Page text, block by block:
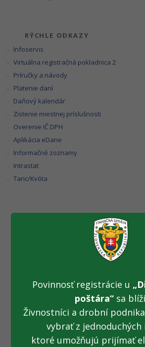
RÝCHLE ODKAZY
Infoservis
Virtuálna registračná pokladnica 2
Príručky a návody
Platenie daní
Daňový kalendár
Zistenie miestnej príslušnosti
Overenie IČ DPH
Aplikácia eDane
Informačné zoznamy
Intrastat
Taric/Kvóta
Plánovaná
Portálu FS –
10.09.2019
Oznamujeme verejnosti, že 10.09.2019
hod. do 23:59 hod. bude prebiehať
portálu FS.
Povinnosť registrácie u
poštára“sa
Živnostníci a drobní
vybrať z jednoduchých
ktoré umožňujú prijímať